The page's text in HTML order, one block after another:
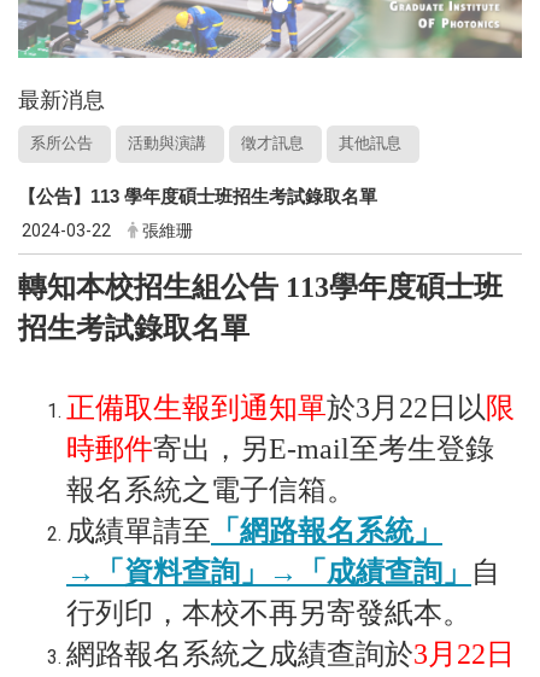
最新消息
系所公告 活動與演講 徵才訊息 其他訊息
【公告】113 學年度碩士班招生考試錄取名單
2024-03-22 張維珊
轉知本校招生組公告 113學年度碩士班
招生考試錄取名單
正備取生報到通知單於3月22日以限
時郵件寄出，另E-mail至考生登錄
報名系統之電子信箱。
成績單請至 「網路報名系統」
→「資料查詢」→「成績查詢」
自
行列印，本校不再另寄發紙本。
網路報名系統之成績查詢於3月22日